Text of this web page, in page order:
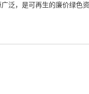
泛，是可再生的廉价绿色